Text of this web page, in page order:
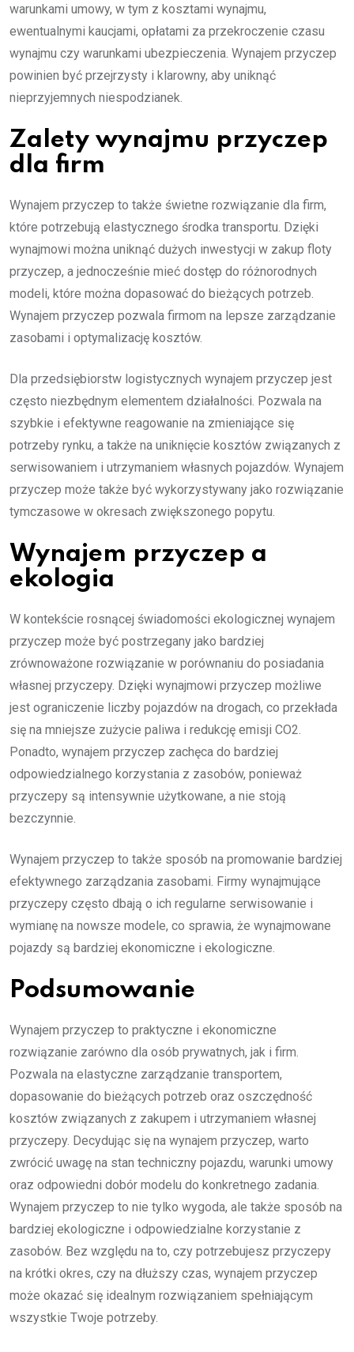
warunkami umowy, w tym z kosztami wynajmu,
ewentualnymi kaucjami, opłatami za przekroczenie czasu
wynajmu czy warunkami ubezpieczenia. Wynajem przyczep
powinien być przejrzysty i klarowny, aby uniknąć
nieprzyjemnych niespodzianek.
Zalety wynajmu przyczep
dla firm
Wynajem przyczep to także świetne rozwiązanie dla firm,
które potrzebują elastycznego środka transportu. Dzięki
wynajmowi można uniknąć dużych inwestycji w zakup floty
przyczep, a jednocześnie mieć dostęp do różnorodnych
modeli, które można dopasować do bieżących potrzeb.
Wynajem przyczep pozwala firmom na lepsze zarządzanie
zasobami i optymalizację kosztów.
Dla przedsiębiorstw logistycznych wynajem przyczep jest
często niezbędnym elementem działalności. Pozwala na
szybkie i efektywne reagowanie na zmieniające się
potrzeby rynku, a także na uniknięcie kosztów związanych z
serwisowaniem i utrzymaniem własnych pojazdów. Wynajem
przyczep może także być wykorzystywany jako rozwiązanie
tymczasowe w okresach zwiększonego popytu.
Wynajem przyczep a
ekologia
W kontekście rosnącej świadomości ekologicznej wynajem
przyczep może być postrzegany jako bardziej
zrównoważone rozwiązanie w porównaniu do posiadania
własnej przyczepy. Dzięki wynajmowi przyczep możliwe
jest ograniczenie liczby pojazdów na drogach, co przekłada
się na mniejsze zużycie paliwa i redukcję emisji CO2.
Ponadto, wynajem przyczep zachęca do bardziej
odpowiedzialnego korzystania z zasobów, ponieważ
przyczepy są intensywnie użytkowane, a nie stoją
bezczynnie.
Wynajem przyczep to także sposób na promowanie bardziej
efektywnego zarządzania zasobami. Firmy wynajmujące
przyczepy często dbają o ich regularne serwisowanie i
wymianę na nowsze modele, co sprawia, że wynajmowane
pojazdy są bardziej ekonomiczne i ekologiczne.
Podsumowanie
Wynajem przyczep to praktyczne i ekonomiczne
rozwiązanie zarówno dla osób prywatnych, jak i firm.
Pozwala na elastyczne zarządzanie transportem,
dopasowanie do bieżących potrzeb oraz oszczędność
kosztów związanych z zakupem i utrzymaniem własnej
przyczepy. Decydując się na wynajem przyczep, warto
zwrócić uwagę na stan techniczny pojazdu, warunki umowy
oraz odpowiedni dobór modelu do konkretnego zadania.
Wynajem przyczep to nie tylko wygoda, ale także sposób na
bardziej ekologiczne i odpowiedzialne korzystanie z
zasobów. Bez względu na to, czy potrzebujesz przyczepy
na krótki okres, czy na dłuższy czas, wynajem przyczep
może okazać się idealnym rozwiązaniem spełniającym
wszystkie Twoje potrzeby.